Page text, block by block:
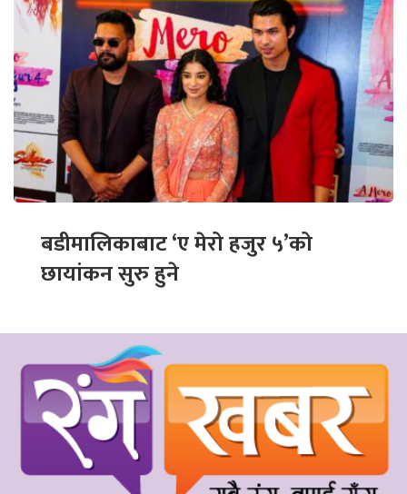
बडीमालिकाबाट ‘ए मेरो हजुर ५’को
छायांकन सुरु हुने